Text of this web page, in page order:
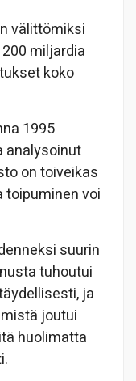
välittömiksi
miljardia
koko
1995
analysoinut
on toiveikas
toipuminen voi
suurin
tuhoutui
ja
joutui
huolimatta